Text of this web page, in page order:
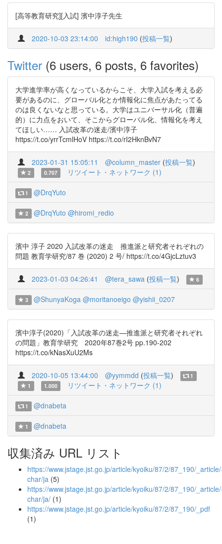
[高等教育研究][入試] 濱中淳子先生
2020-10-03 23:14:00 id:high190 (投稿一覧)
Twitter (6 users, 6 posts, 6 favorites)
大学進学率が高くなっているからこそ、大学入試を考える必
要があるのに、グローバル化とか情報化に焦点があたってる
のは良くないなと思っている。大学はユニバーサル化（普遍
的）に力点をおいて、そこからグローバル化、情報化を考え
てほしい…… 入試改革の迷走/濱中淳子
https://t.co/yrrTcmlHoV https://t.co/rI2HknBvN7
2023-01-31 15:05:11 @column_master (投稿一覧)
2 0.707 リツイート・ネットワーク (1)
1 @DrqYuto
2 @DrqYuto @hiromi_redio
濱中 淳子 2020 入試改革の迷走 推進派と研究者それぞれの
問題 教育学研究/87 巻 (2020) 2 号/ https://t.co/4GjcLztuv3
2023-01-03 04:26:41 @tera_sawa (投稿一覧) 6
3 @ShunyaKoga @moritanoeigo @yishii_0207
濱中淳子(2020)「入試改革の迷走—推進派と研究者それぞれ
の問題」教育学研究 2020年87巻2号 pp.190-202
https://t.co/kNasXuU2Ms
2020-10-05 13:44:00 @yymmdd (投稿一覧)
1
1
1.000 リツイート・ネットワーク (1)
1 @dnabeta
1 @dnabeta
収集済み URL リスト
https://www.jstage.jst.go.jp/article/kyoiku/87/2/87_190/
char/ja (5)
https://www.jstage.jst.go.jp/article/kyoiku/87/2/87_190/
char/ja/ (1)
https://www.jstage.jst.go.jp/article/kyoiku/87/2/87_190/_pdf
(1)